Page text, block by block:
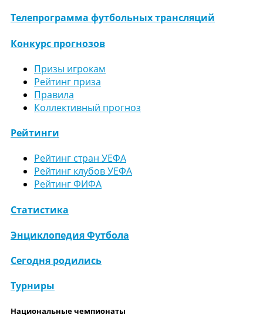
Телепрограмма футбольных трансляций
Конкурс прогнозов
Призы игрокам
Рейтинг приза
Правила
Коллективный прогноз
Рейтинги
Рейтинг стран УЕФА
Рейтинг клубов УЕФА
Рейтинг ФИФА
Статистика
Энциклопедия Футбола
Сегодня родились
Турниры
Национальные чемпионаты